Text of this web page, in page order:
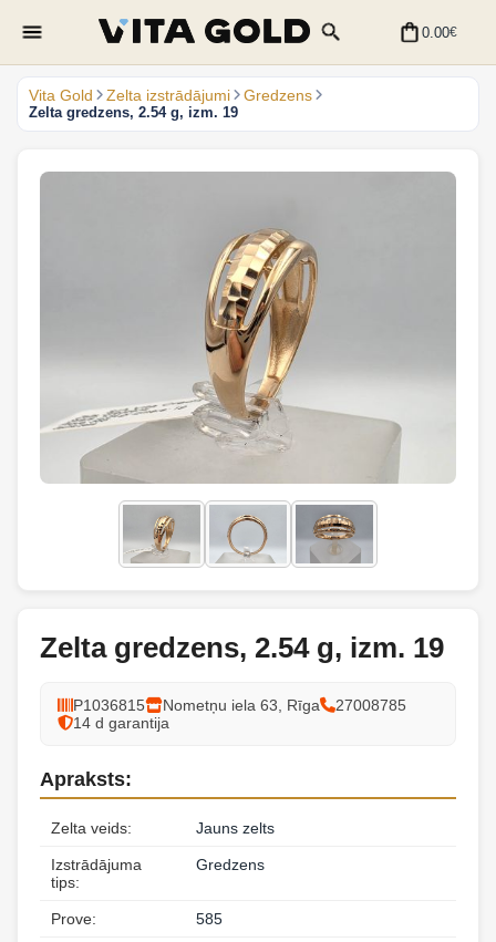
0.00€
Vita Gold Zelta izstrādājumi Gredzens
Zelta gredzens, 2.54 g, izm. 19
Zelta gredzens, 2.54 g, izm. 19
P1036815 Nometņu iela 63, Rīga
27008785
14 d garantija
Apraksts:
Zelta veids: Jauns zelts
Izstrādājuma
tips:
Gredzens
Prove: 585